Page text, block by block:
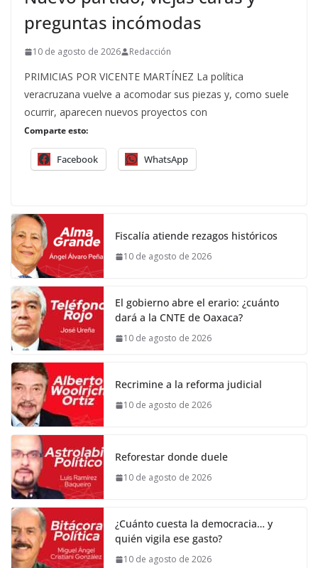
preguntas incómodas
10 de agosto de 2026 Redacción
PRIMICIAS POR VICENTE MARTÍNEZ La política
veracruzana vuelve a acomodar sus piezas y, como suele
ocurrir, aparecen nuevos proyectos con
Comparte esto:
Facebook WhatsApp
Fiscalía atiende rezagos históricos
10 de agosto de 2026
El gobierno abre el erario: ¿cuánto
dará a la CNTE de Oaxaca?
10 de agosto de 2026
Recrimine a la reforma judicial
10 de agosto de 2026
Reforestar donde duele
10 de agosto de 2026
¿Cuánto cuesta la democracia… y
quién vigila ese gasto?
10 de agosto de 2026